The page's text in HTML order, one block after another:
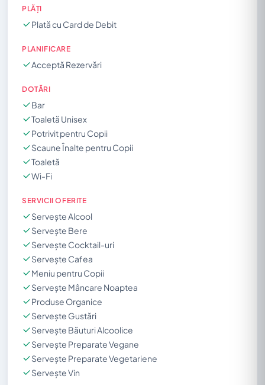
PLĂȚI
Plată cu Card de Debit
PLANIFICARE
Acceptă Rezervări
DOTĂRI
Bar
Toaletă Unisex
Potrivit pentru Copii
Scaune Înalte pentru Copii
Toaletă
Wi-Fi
SERVICII OFERITE
Servește Alcool
Servește Bere
Servește Cocktail-uri
Servește Cafea
Meniu pentru Copii
Servește Mâncare Noaptea
Produse Organice
Servește Gustări
Servește Băuturi Alcoolice
Servește Preparate Vegane
Servește Preparate Vegetariene
Servește Vin